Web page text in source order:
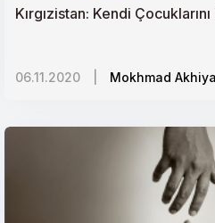
Kırgızistan: Kendi
06.11.2020 Mokhmad